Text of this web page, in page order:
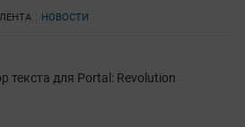
ЛЕНТА НОВОСТИ
текста для Portal: Revolution